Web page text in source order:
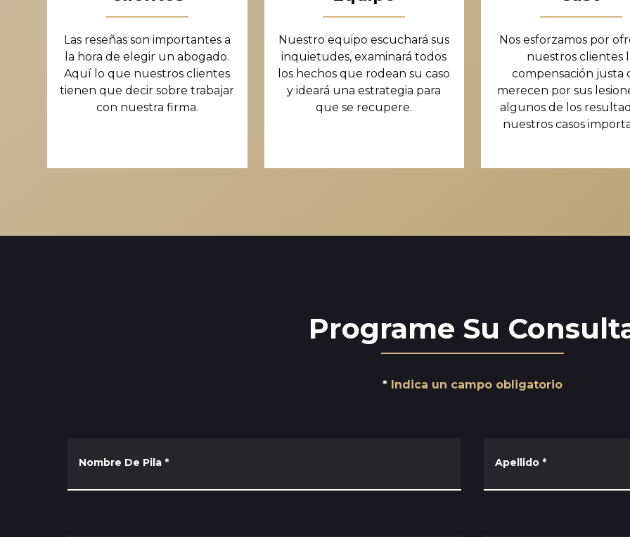
Las reseñas son importantes a
la hora de elegir un abogado.
Aquí lo que nuestros clientes
tienen que decir sobre trabajar
con nuestra firma.
Nuestro equipo escuchará sus
inquietudes, examinará todos
los hechos que rodean su caso
y ideará una estrategia para
que se recupere.
Nos esforzamos por
nuestros clientes
compensación justa
merecen por sus
algunos de los
nuestros casos
Programe Su
Indica un campo obligatorio
Nombre De Pila * Apellido*